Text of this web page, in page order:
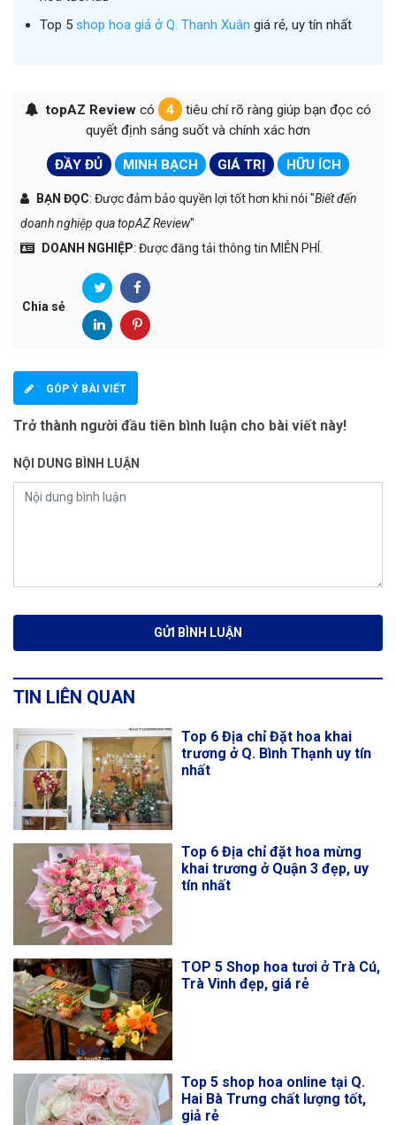
Top 5 shop hoa giả ở Q. Thanh Xuân giá rẻ, uy tín nhất
topAZ Reviewcó 4
tiêu chí rõ ràng giúp bạn đọc có
quyết định sáng suốt và chính xác hơn
ĐẦY ĐỦ MINH BẠCH GIÁ TRỊ HỮU ÍCH
BẠN ĐỌC: Được đảm bảo quyền lợi tốt hơn khi nói "Biết đến
doanh nghiệp qua topAZ Review"
DOANH NGHIỆP: Được đăng tải thông tin MIỄN PHÍ.
Chia sẻ
GÓP Ý BÀI VIẾT
Trở thành người đầu tiên bình luận cho bài viết này!
NỘI DUNG BÌNH LUẬN
TIN LIÊN QUAN
Top 6 Địa chỉ Đặt hoa khai
trương ở Q. Bình Thạnh uy tín
nhất
Top 6 Địa chỉ đặt hoa mừng
khai trương ở Quận 3 đẹp, uy
tín nhất
TOP 5 Shop hoa tươi ở Trà Cú,
Trà Vinh đẹp, giá rẻ
Top 5 shop hoa online tại Q.
Hai Bà Trưng chất lượng tốt,
giả rẻ